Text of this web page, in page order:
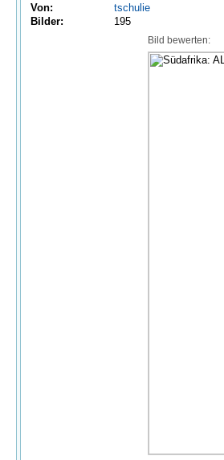
Von:
tschulie
Bilder:
195
Bild bewerten: